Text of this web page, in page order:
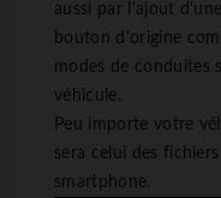
aussi par l'ajout
bouton d'origine
modes de conduites
véhicule.
Peu importe votre
sera celui des
smartphone.